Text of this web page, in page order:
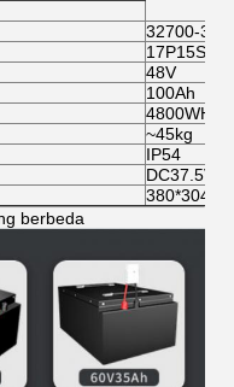
32700-
17P15S
48V
100Ah
4800WH
~45kg
IP54
berbeda